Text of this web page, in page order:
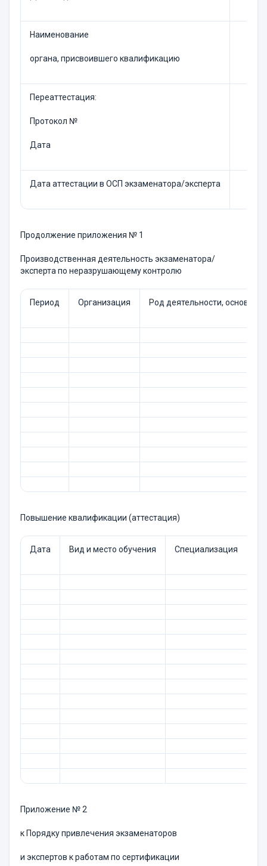
Наименование
органа, присвоившего квалификацию
Переаттестация:
Протокол №
Дата
Дата аттестации в ОСП экзаменатора/эксперта
Продолжение приложения № 1
Производственная деятельность экзаменатора/
эксперта по неразрушающему контролю
Период Организация Род деятельности,
Повышение квалификации (аттестация)
Дата Вид и место обучения Специализация
Приложение № 2
к Порядку привлечения экзаменаторов
и экспертов к работам по сертификации